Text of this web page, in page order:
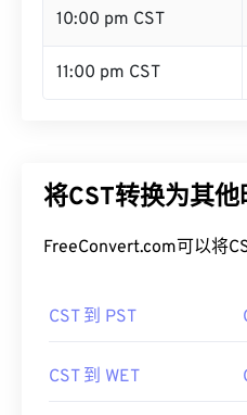
10:00 pm CST
11:00 pm CST
将CST转换为其他
FreeConvert.com可以将
CST 到 PST
CST 到 WET